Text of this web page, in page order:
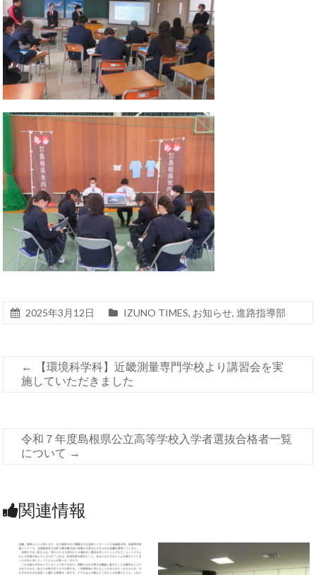
2025年3月12日 IZUNO TIMES, お知らせ,進路指導部
←
【環境科学科】近畿測量専門学校より講習会を実
施していただきました
令和７年度島根県公立高等学校入学者選抜合格者一覧
について →
関連情報